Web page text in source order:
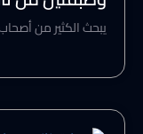
يبحث الكثير من